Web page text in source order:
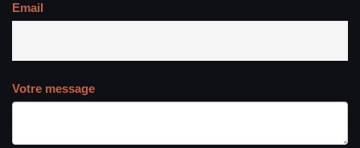
Email
Votre message